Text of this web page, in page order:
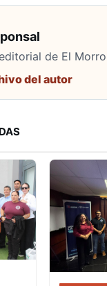
de El
del autor